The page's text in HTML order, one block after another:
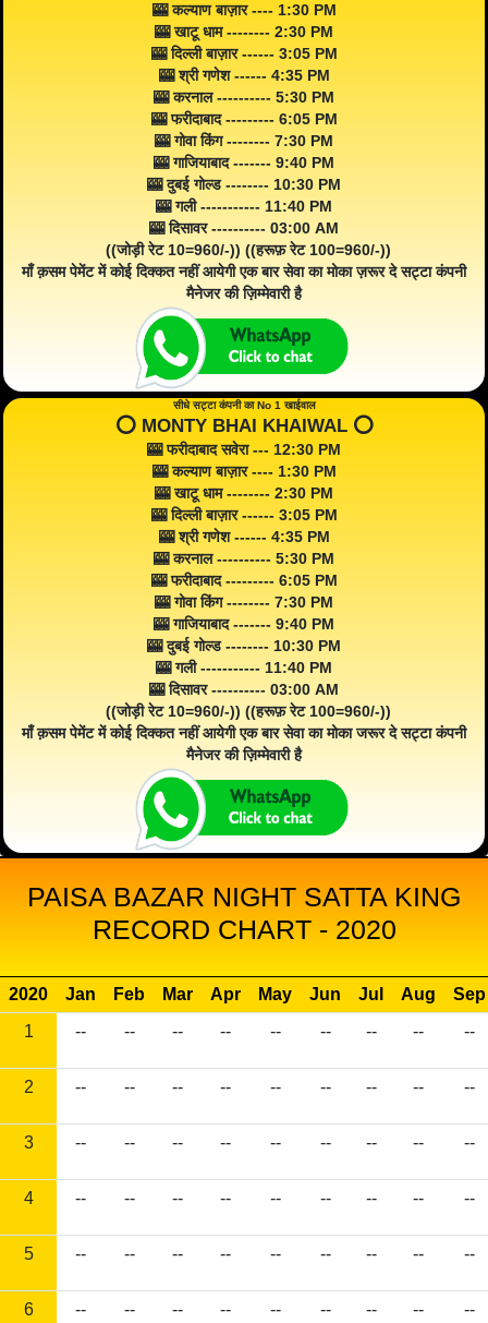
🎰 कल्याण बाज़ार ---- 1:30 PM
🎰 खाटू धाम -------- 2:30 PM
🎰 दिल्ली बाज़ार ------ 3:05 PM
🎰 श्री गणेश ------ 4:35 PM
🎰 करनाल ---------- 5:30 PM
🎰 फरीदाबाद --------- 6:05 PM
🎰 गोवा किंग -------- 7:30 PM
🎰 गाजियाबाद ------- 9:40 PM
🎰 दुबई गोल्ड -------- 10:30 PM
🎰 गली ----------- 11:40 PM
🎰 दिसावर ---------- 03:00 AM
((जोड़ी रेट 10=960/-)) ((हरूफ़ रेट 100=960/-))
माँ क़सम पेमेंट में कोई दिक्कत नहीं आयेगी एक बार सेवा का मोका ज़रूर दे सट्टा कंपनी
मैनेजर की ज़िम्मेवारी है
सीधे सट्टा कंपनी का No 1 खाईवाल
⭕️ MONTY BHAI KHAIWAL ⭕️
🎰 फरीदाबाद सवेरा --- 12:30 PM
🎰 कल्याण बाज़ार ---- 1:30 PM
🎰 खाटू धाम -------- 2:30 PM
🎰 दिल्ली बाज़ार ------ 3:05 PM
🎰 श्री गणेश ------ 4:35 PM
🎰 करनाल ---------- 5:30 PM
🎰 फरीदाबाद --------- 6:05 PM
🎰 गोवा किंग -------- 7:30 PM
🎰 गाजियाबाद ------- 9:40 PM
🎰 दुबई गोल्ड -------- 10:30 PM
🎰 गली ----------- 11:40 PM
🎰 दिसावर ---------- 03:00 AM
((जोड़ी रेट 10=960/-)) ((हरूफ़ रेट 100=960/-))
माँ क़सम पेमेंट में कोई दिक्कत नहीं आयेगी एक बार सेवा का मोका जरूर दे सट्टा कंपनी
मैनेजर की ज़िम्मेवारी है
PAISA BAZAR NIGHT SATTA KING
RECORD CHART - 2020
2020 Jan Feb Mar Apr May Jun Jul Aug
Sep
1
-- -- -- -- -- -- -- -- --
2 -- -- -- -- -- -- -- -- --
3 -- -- -- -- -- -- -- -- --
4 -- -- -- -- -- -- -- -- --
5 -- -- -- -- -- -- -- -- --
6 -- -- -- -- -- -- -- -- --